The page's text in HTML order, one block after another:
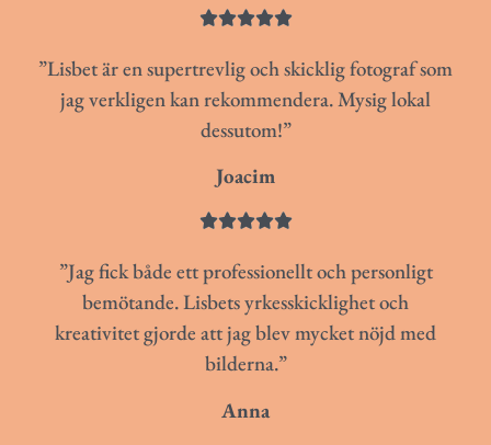

”Lisbet är en supertrevlig och skicklig fotograf som
jag verkligen kan rekommendera. Mysig lokal
dessutom!”
Joacim

”Jag fick både ett professionellt och personligt
bemötande. Lisbets yrkesskicklighet och
kreativitet gjorde att jag blev mycket nöjd med
bilderna.”
Anna